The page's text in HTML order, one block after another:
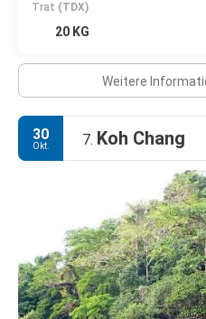
Trat (TDX)
20 KG
Weitere
30
Okt. 7. Koh Chang